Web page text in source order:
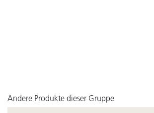
Andere Produkte dieser Gruppe